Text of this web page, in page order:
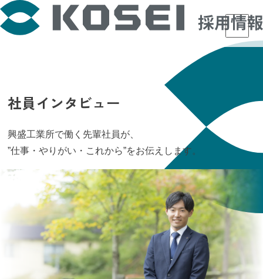
社員インタビュー
興盛工業所で働く先輩社員が、
”仕事・やりがい・これから”をお伝えします。